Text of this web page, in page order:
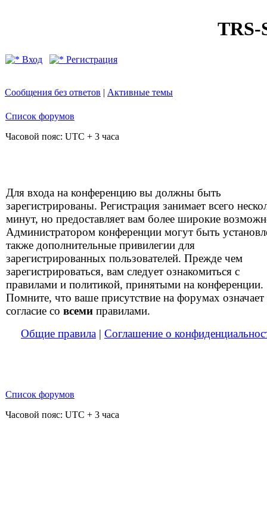
TRS-
Вход Регистрация
Сообщения без ответов | Активные темы
Список форумов
Часовой пояс: UTC + 3 часа
Для входа на конференцию вы должны быть
зарегистрированы. Регистрация занимает всего
минут, но предоставляет вам более широкие
Администратором конференции могут быть
также дополнительные привилегии для
зарегистрированных пользователей. Прежде чем
зарегистрироваться, вам следует ознакомиться с
правилами и политикой, принятыми на конференции.
Помните, что ваше присутствие на форумах означает
согласие со всеми правилами.
Общие правила | Соглашение о
Список форумов
Часовой пояс: UTC + 3 часа